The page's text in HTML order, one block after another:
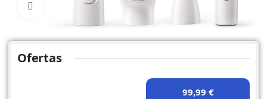
Click to enlarge
Ofertas
99,99 €